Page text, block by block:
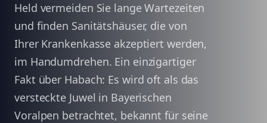
Held vermeiden Sie lange Wartezeiten
und finden Sanitätshäuser, die von
Ihrer Krankenkasse akzeptiert werden,
im Handumdrehen. Ein einzigartiger
Fakt über Habach: Es wird oft als das
versteckte Juwel in Bayerischen
Voralpen betrachtet, bekannt für seine